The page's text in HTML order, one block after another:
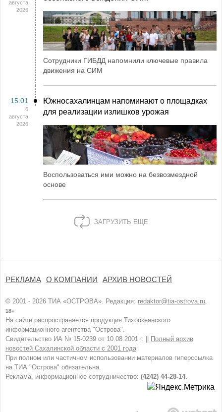
августа
2026
Сотрудники ГИБДД напомнили ключевые правила
движения на СИМ
15:01
6
августа
2026
Южносахалинцам напоминают о площадках
для реализации излишков урожая
Воспользоваться ими можно на безвозмездной
основе
ЗАГРУЗИТЬ ЕЩЕ
РЕКЛАМА О КОМПАНИИ АРХИВ НОВОСТЕЙ
© 2001 - 2026 ТИА «ОСТРОВА». Редакция: redaktor@tia-ostrova.ru.
18+
На сайте распространяется продукция Тихоокеанского
информационного агентства "Острова".
Свидетельство ИА № 15-0239 от 10.08.2001 г. ||
Полный архив
новостей Сахалинской области с 2001 года
При полном или частичном использовании материалов гиперссылка
на ТИА "Острова" обязательна.
Реклама, информационное сотрудничество: (4242) 44-28-14.